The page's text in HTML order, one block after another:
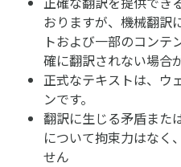
おりますが、機械翻訳
トおよび一部のコンテ
確に翻訳されない場合
正式なテキストは、ウ
ンです。
翻訳に生じる矛盾また
について拘束力はなく
せん